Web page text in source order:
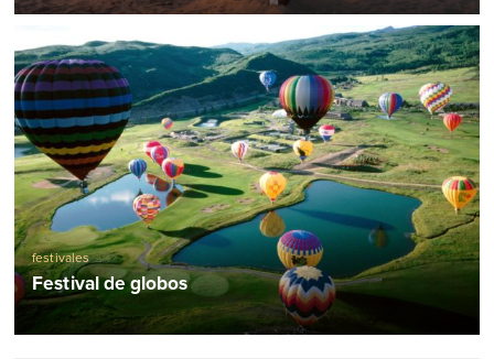
festivales
Festival de globos